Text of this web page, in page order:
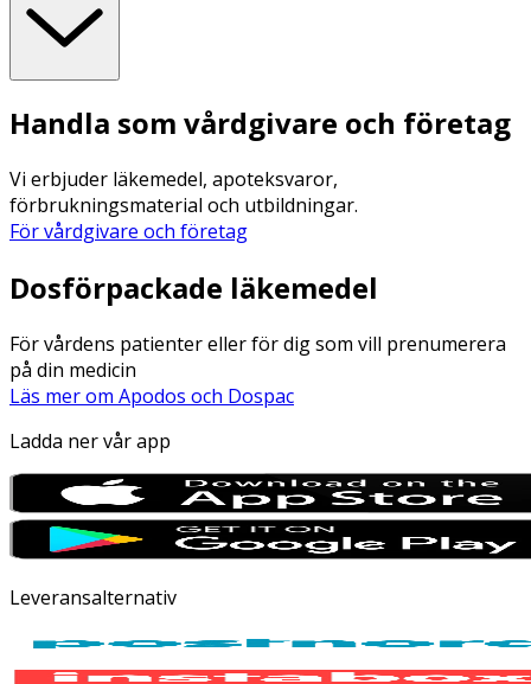
Handla som vårdgivare och företag
Vi erbjuder läkemedel, apoteksvaror,
förbrukningsmaterial och utbildningar.
För vårdgivare och företag
Dosförpackade läkemedel
För vårdens patienter eller för dig som vill prenumerera
på din medicin
Läs mer om Apodos och Dospac
Ladda ner vår app
Leveransalternativ